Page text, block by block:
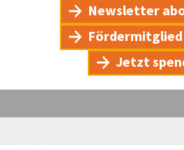
Newsletter
Jetzt